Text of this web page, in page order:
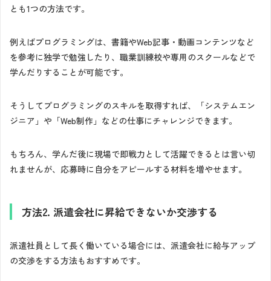
とも1つの方法です。
例えばプログラミングは、書籍やWeb記事・動画コンテンツなど
を参考に独学で勉強したり、職業訓練校や専用のスクールなどで
学んだりすることが可能です。
そうしてプログラミングのスキルを取得すれば、「システムエン
ジニア」や「Web制作」などの仕事にチャレンジできます。
もちろん、学んだ後に現場で即戦力として活躍できるとは言い切
れませんが、応募時に自分をアピールする材料を増やせます。
方法2. 派遣会社に昇給できないか交渉する
派遣社員として長く働いている場合には、派遣会社に給与アップ
の交渉をする方法もおすすめです。